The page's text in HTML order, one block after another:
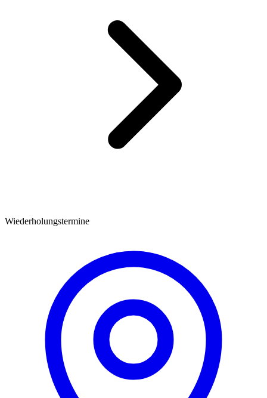
Wiederholungstermine